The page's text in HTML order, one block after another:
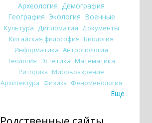
Археология Демография
География Экология Военные
Культура Дипломатия Документы
Китайская философия Биология
Информатика Антропология
Теология Эстетика Математика
Риторика Мировоззрение
Архитектура Физика Феноменология
Еще